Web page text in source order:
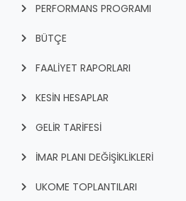
PERFORMANS PROGRAMI
BÜTÇE
FAALİYET RAPORLARI
KESİN HESAPLAR
GELİR TARİFESİ
İMAR PLANI DEĞİŞİKLİKLERİ
UKOME TOPLANTILARI